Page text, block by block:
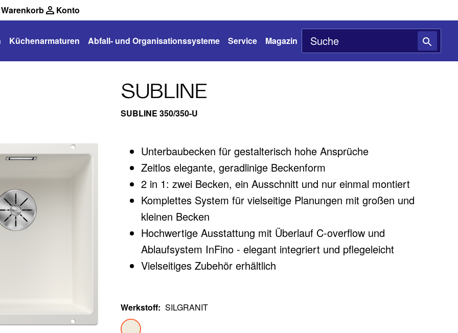
Warenkorb Konto
Küchenarmaturen Abfall- und Organisationssysteme Service Magazin
SUBLINE
SUBLINE 350/350-U
Unterbaubecken für gestalterisch hohe Ansprüche
Zeitlos elegante, geradlinige Beckenform
2 in 1: zwei Becken, ein Ausschnitt und nur einmal montiert
Komplettes System für vielseitige Planungen mit großen und
kleinen Becken
Hochwertige Ausstattung mit Überlauf C-overflow und
Ablaufsystem InFino - elegant integriert und pflegeleicht
Vielseitiges Zubehör erhältlich
Werkstoff: SILGRANIT